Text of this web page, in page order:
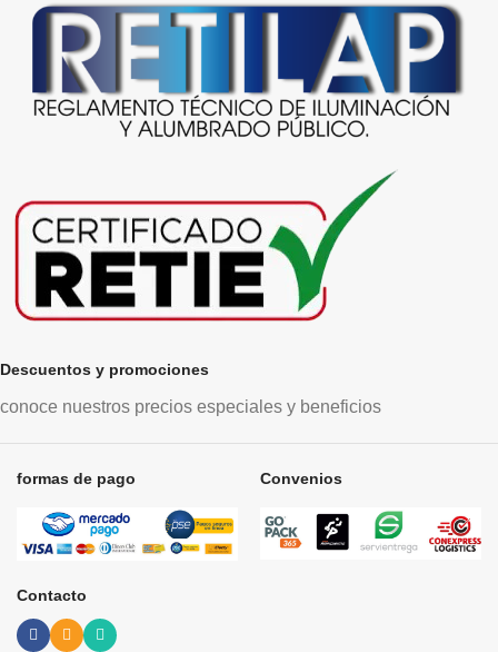
Descuentos y promociones
conoce nuestros precios especiales y beneficios
formas de pago Convenios
Contacto